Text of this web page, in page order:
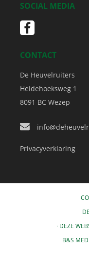
SOCIAL MEDIA
CONTACT
De Heuvelruiters
Heidehoeksweg 1
8091 BC Wezep
Privacyverklaring
· DEZE
B&S